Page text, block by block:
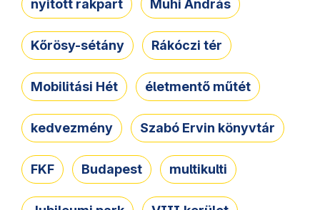
nyitott rakpart Muhi András
Kőrösy-sétány Rákóczi tér
Mobilitási Hét életmentő műtét
kedvezmény Szabó Ervin könyvtár
FKF Budapest multikulti